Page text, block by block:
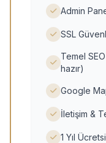
Admin
SSL
Temel
hazır)
Google
İletişim &
1 Yıl